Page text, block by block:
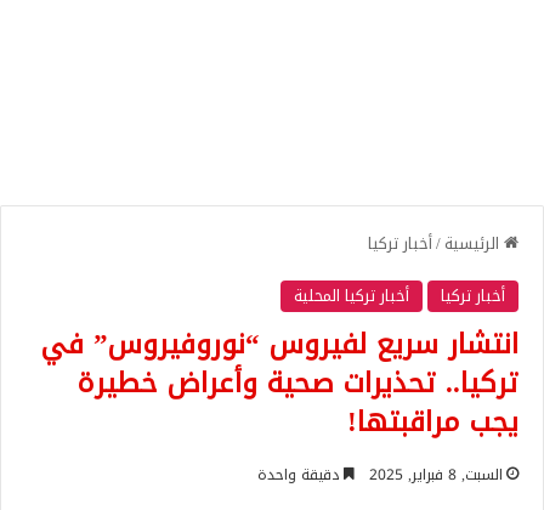
الرئيسية/أخبار تركيا
أخبار تركيا
أخبار تركيا المحلية
انتشار سريع لفيروس “نوروفيروس” في
تركيا.. تحذيرات صحية وأعراض خطيرة
يجب مراقبتها!
السبت, 8 فبراير, 2025 دقيقة واحدة